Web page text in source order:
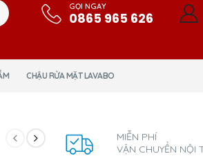
GỌI NGAY
0865 965 626
CHẬU RỬA MẶT LAVABO
MIỄN PHÍ
VẬN CHUYỂN NỘI